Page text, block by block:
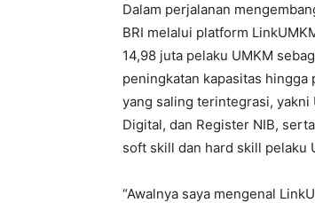
Dalam perjalanan
BRI melalui platform
14,98 juta pelaku UMKM
peningkatan kapasitas
yang saling terintegrasi, yakni
Digital, dan Register NIB,
soft skill dan hard skill pelaku
“Awalnya saya mengenal